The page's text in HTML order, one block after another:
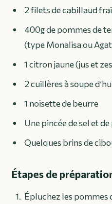
2 filets de cabillaud
400g de pommes de
(type Monalisa ou
1 citron jaune (jus et
2 cuillères à soupe
1 noisette de beurre
Une pincée de sel et
Quelques brins de
Étapes de
Épluchez les pommes